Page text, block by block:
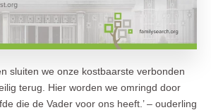
sluiten we onze kostbaarste verbonden
terug. Hier worden we omringd door
die de Vader voor ons heeft.’ – ouderling